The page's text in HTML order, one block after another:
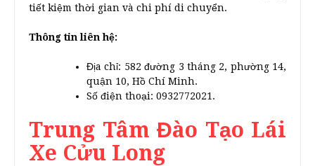
tiết kiệm thời gian và chi phí di chuyển.
Thông tin liên hệ:
Địa chỉ: 582 đường 3 tháng 2, phường 14,
quận 10, Hồ Chí Minh.
Số điện thoại: 0932772021.
Trung Tâm Đào Tạo Lái
Xe Cửu Long